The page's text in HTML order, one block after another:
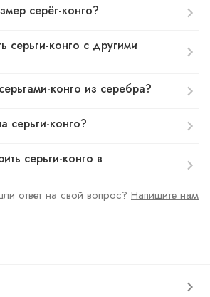
серёг-конго?
серьги-конго с другими
конго из серебра?
серьги-конго?
серьги-конго в
ответ на свой вопрос? Напишите нам